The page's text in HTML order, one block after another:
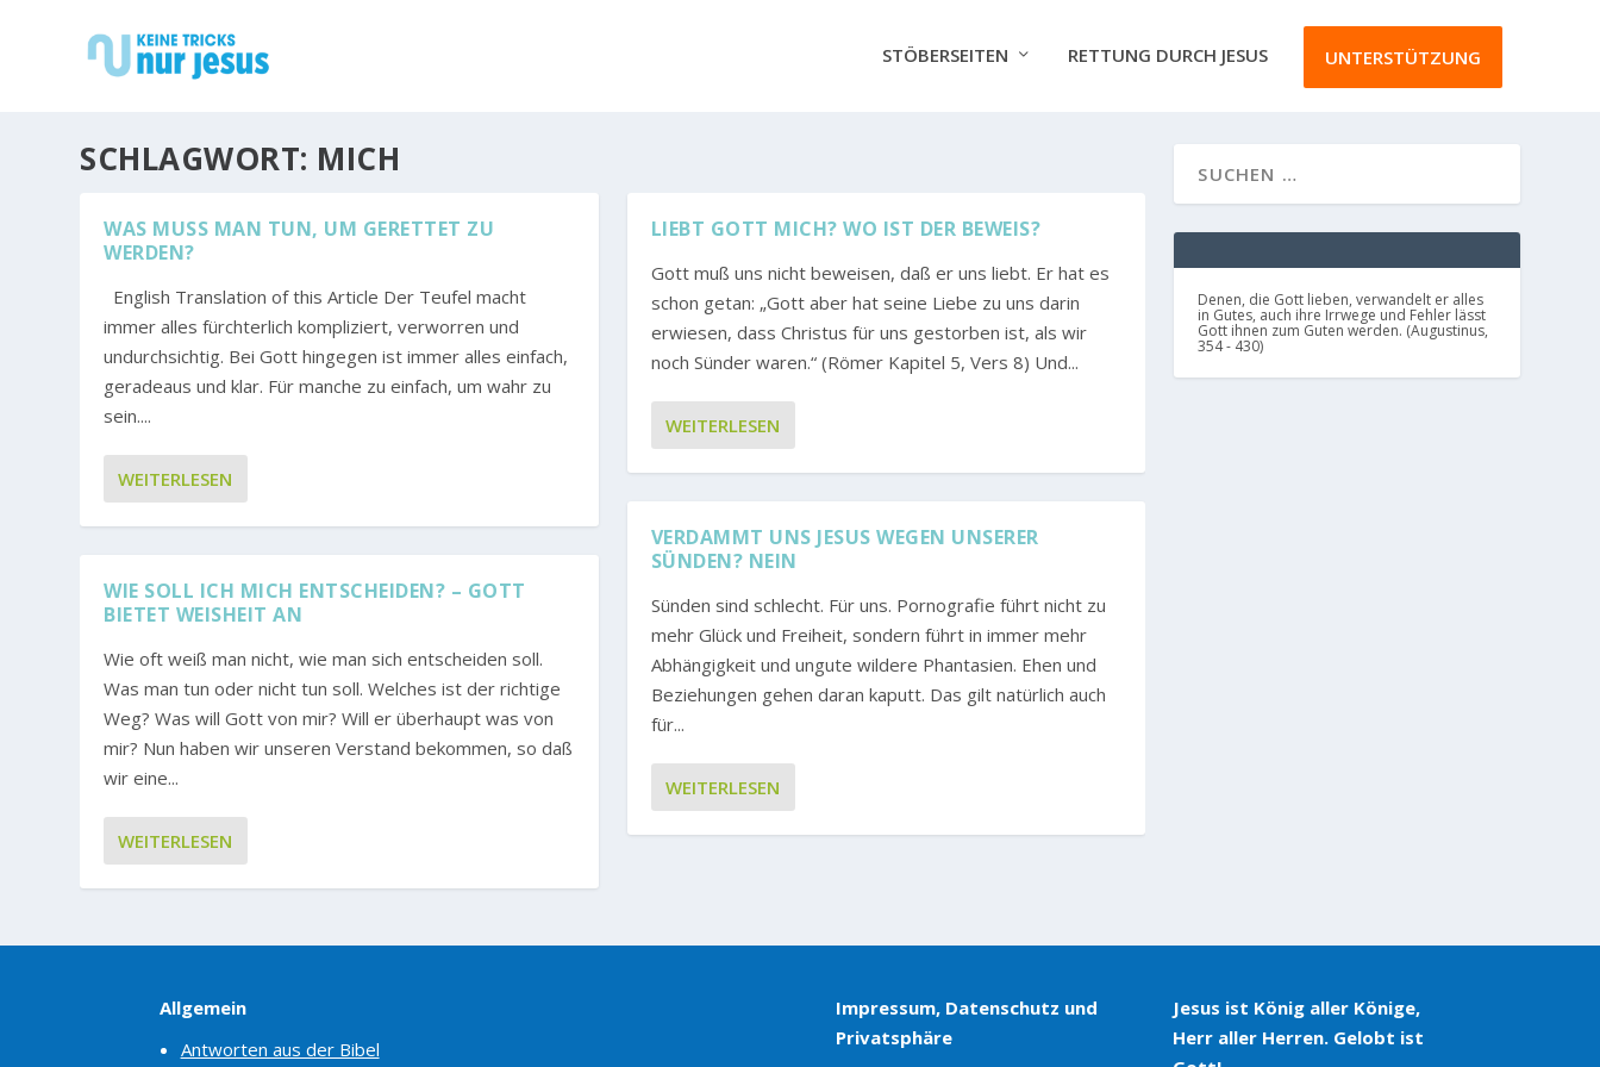
STÖBERSEITEN RETTUNG DURCH JESUS UNTERSTÜTZUNG
SCHLAGWORT: MICH
WAS MUSS MAN TUN, UM GERETTET ZU
WERDEN?
English Translation of this Article Der Teufel macht
immer alles fürchterlich kompliziert, verworren und
undurchsichtig. Bei Gott hingegen ist immer alles einfach,
geradeaus und klar. Für manche zu einfach, um wahr zu
sein....
WEITERLESEN
WIE SOLL ICH MICH ENTSCHEIDEN? – GOTT
BIETET WEISHEIT AN
Wie oft weiß man nicht, wie man sich entscheiden soll.
Was man tun oder nicht tun soll. Welches ist der richtige
Weg? Was will Gott von mir? Will er überhaupt was von
mir? Nun haben wir unseren Verstand bekommen, so daß
wir eine...
WEITERLESEN
LIEBT GOTT MICH? WO IST DER BEWEIS?
Gott muß uns nicht beweisen, daß er uns liebt. Er hat es
schon getan: „Gott aber hat seine Liebe zu uns darin
erwiesen, dass Christus für uns gestorben ist, als wir
noch Sünder waren.“ (Römer Kapitel 5, Vers 8) Und...
WEITERLESEN
VERDAMMT UNS JESUS WEGEN UNSERER
SÜNDEN? NEIN
Sünden sind schlecht. Für uns. Pornografie führt nicht zu
mehr Glück und Freiheit, sondern führt in immer mehr
Abhängigkeit und ungute wildere Phantasien. Ehen und
Beziehungen gehen daran kaputt. Das gilt natürlich auch
für...
WEITERLESEN
Denen, die Gott lieben, verwandelt er alles
in Gutes, auch ihre Irrwege und Fehler lässt
Gott ihnen zum Guten werden. (Augustinus,
354 - 430)
Allgemein
Antworten aus der Bibel
Impressum, Datenschutz und
Privatsphäre
Jesus ist König aller Könige,
Herr aller Herren. Gelobt ist